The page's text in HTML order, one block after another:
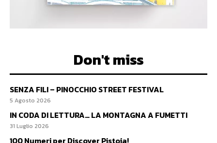
Don't miss
SENZA FILI – PINOCCHIO STREET FESTIVAL
5 Agosto 2026
IN CODA DI LETTURA… LA MONTAGNA A FUMETTI
31 Luglio 2026
100 Numeri per Discover Pistoia!